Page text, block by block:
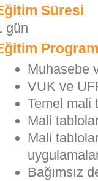
Süresi
gün
Muhasebe
VUK ve
Temel mali
Mali
Mali
Bağımsız